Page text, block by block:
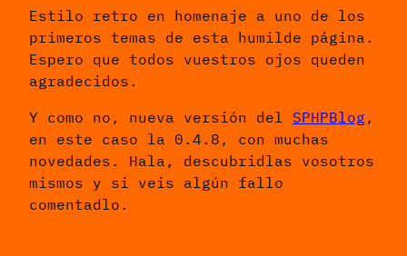
Estilo retro en homenaje a uno de los
primeros temas de esta humilde página.
Espero que todos vuestros ojos queden
agradecidos.
Y como no, nueva versión del SPHPBlog ,
en este caso la 0.4.8, con muchas
novedades. Hala, descubridlas vosotros
mismos y si veis algún fallo
comentadlo.